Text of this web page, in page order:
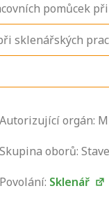
pomůcek
sklenářských
Autorizující orgán:
Skupina oborů:
Povolání: Sklenář
o